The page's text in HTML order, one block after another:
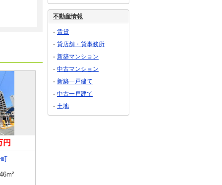
円
不動産情報
賃貸
貸店舗・貸事務所
新築マンション
中古マンション
新築一戸建て
中古一戸建て
土地